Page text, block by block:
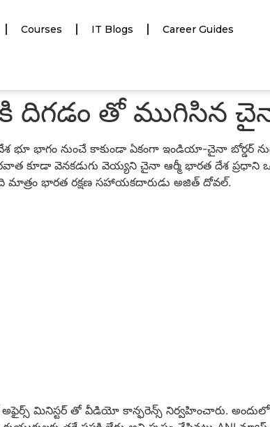
Courses IT Blogs Career Guides
దిగడం తో ముగిసిన
భాగం నుంచే కాకుండా ఏకంగా ఇండియా-చైనా బోర్డర్ నుంచే
కూడా వెనకడుగు వెయ్యని చైనా ఆర్మీ భారత దేశ ప్రధాని
భారత రక్షణ సహాయకదారుడు అజిత్ దోవల్.
మినిస్టర్ తో వీడియో కాన్ఫరెన్స్ నిర్వహించారు.